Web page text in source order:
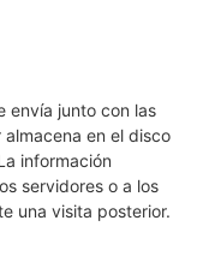
envía junto con las
en el disco
información
servidores o a los
una visita posterior.